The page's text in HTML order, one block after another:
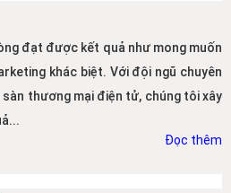
đạt được kết quả như mong muốn
khác biệt. Với đội ngũ chuyên
sàn thương mại điện tử, chúng tôi xây
Đọc thêm